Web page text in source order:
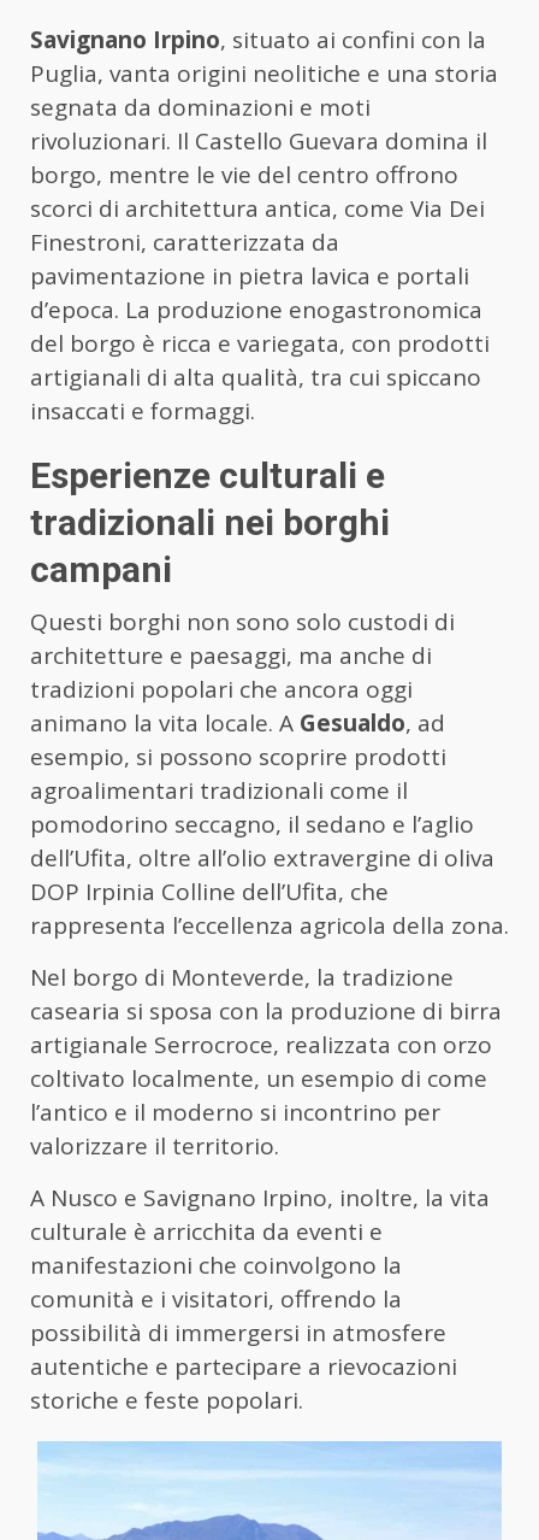
Savignano Irpino, situato ai confini con la
Puglia, vanta origini neolitiche e una storia
segnata da dominazioni e moti
rivoluzionari. Il Castello Guevara domina il
borgo, mentre le vie del centro offrono
scorci di architettura antica, come Via Dei
Finestroni, caratterizzata da
pavimentazione in pietra lavica e portali
d’epoca. La produzione enogastronomica
del borgo è ricca e variegata, con prodotti
artigianali di alta qualità, tra cui spiccano
insaccati e formaggi.
Esperienze culturali e
tradizionali nei borghi
campani
Questi borghi non sono solo custodi di
architetture e paesaggi, ma anche di
tradizioni popolari che ancora oggi
animano la vita locale. A Gesualdo, ad
esempio, si possono scoprire prodotti
agroalimentari tradizionali come il
pomodorino seccagno, il sedano e l’aglio
dell’Ufita, oltre all’olio extravergine di oliva
DOP Irpinia Colline dell’Ufita, che
rappresenta l’eccellenza agricola della zona.
Nel borgo di Monteverde, la tradizione
casearia si sposa con la produzione di birra
artigianale Serrocroce, realizzata con orzo
coltivato localmente, un esempio di come
l’antico e il moderno si incontrino per
valorizzare il territorio.
A Nusco e Savignano Irpino, inoltre, la vita
culturale è arricchita da eventi e
manifestazioni che coinvolgono la
comunità e i visitatori, offrendo la
possibilità di immergersi in atmosfere
autentiche e partecipare a rievocazioni
storiche e feste popolari.